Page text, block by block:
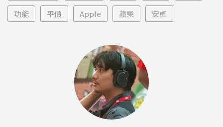
功能 平價 Apple 蘋果 安卓